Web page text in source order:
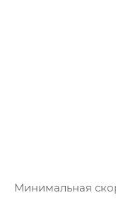
Минимальная